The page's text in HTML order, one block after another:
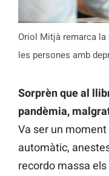
Oriol Mitjà remarca
les persones amb
Sorprèn que al
pandèmia,
Va ser un
automàtic,
recordo massa